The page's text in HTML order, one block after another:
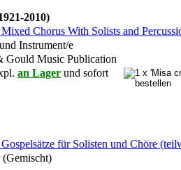
2010)
Chorus With Solists and
Instrument/e
Gould Music Publication
an Lager und sofort
für Solisten und Chöre
(Gemischt)